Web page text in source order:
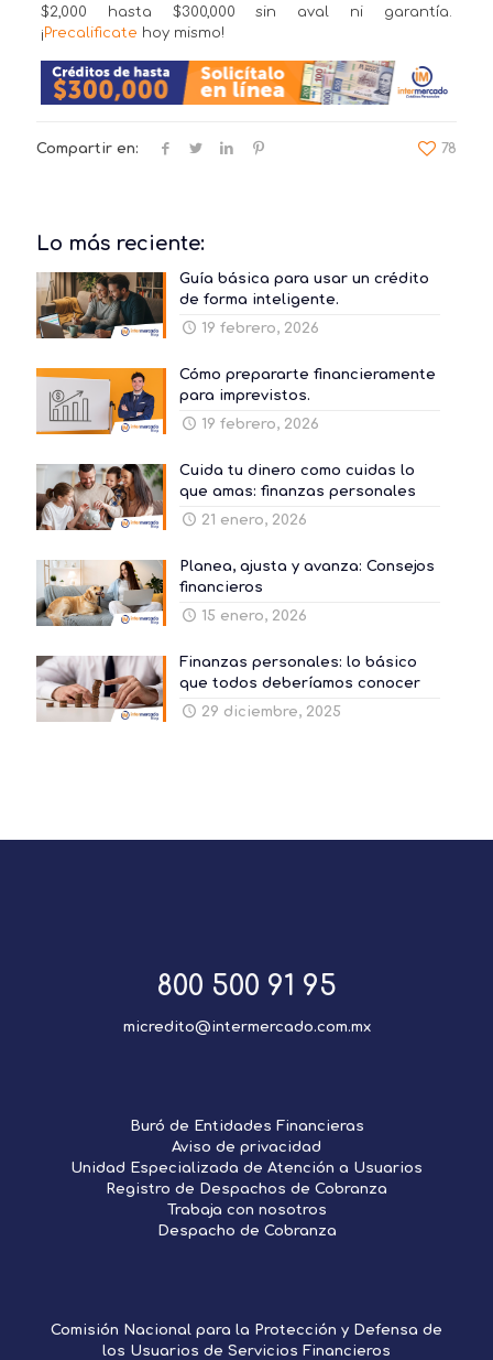
$2,000 hasta $300,000 sin aval ni garantía.
¡Precalificate hoy mismo!
Compartir en: 78
Lo más reciente:
Guía básica para usar un crédito
de forma inteligente.
19 febrero, 2026
Cómo prepararte financieramente
para imprevistos.
19 febrero, 2026
Cuida tu dinero como cuidas lo
que amas: finanzas personales
21 enero, 2026
Planea, ajusta y avanza: Consejos
financieros
15 enero, 2026
Finanzas personales: lo básico
que todos deberíamos conocer
29 diciembre, 2025
800 500 91 95
micredito@intermercado.com.mx
Buró de Entidades Financieras
Aviso de privacidad
Unidad Especializada de Atención a Usuarios
Registro de Despachos de Cobranza
Trabaja con nosotros
Despacho de Cobranza
Comisión Nacional para la Protección y Defensa de
los Usuarios de Servicios Financieros